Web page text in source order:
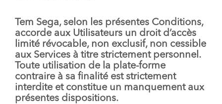
Tem Sega, selon les présentes Conditions,
accorde aux Utilisateurs un droit d’accès
limité révocable, non exclusif, non cessible
aux Services à titre strictement personnel.
Toute utilisation de la plate-forme
contraire à sa finalité est strictement
interdite et constitue un manquement aux
présentes dispositions.